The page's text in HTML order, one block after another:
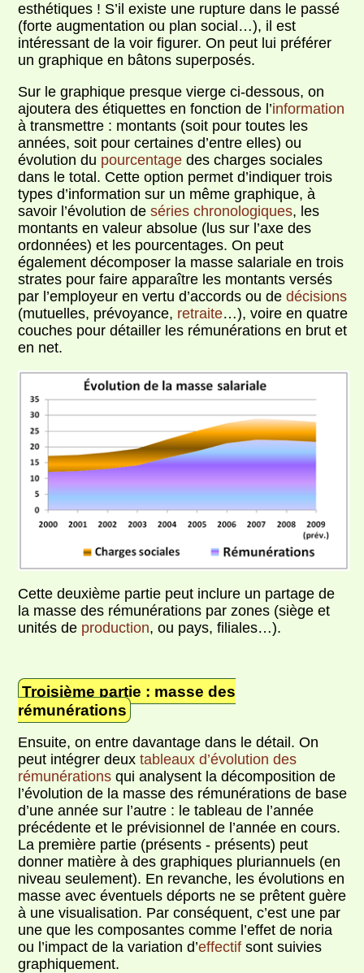
esthétiques ! S’il existe une rupture dans le passé
(forte augmentation ou plan social…), il est
intéressant de la voir figurer. On peut lui préférer
un graphique en bâtons superposés.
Sur le graphique presque vierge ci-dessous, on
ajoutera des étiquettes en fonction de l’information
à transmettre : montants (soit pour toutes les
années, soit pour certaines d’entre elles) ou
évolution du pourcentage des charges sociales
dans le total. Cette option permet d’indiquer trois
types d’information sur un même graphique, à
savoir l’évolution deséries chronologiques, les
montants en valeur absolue (lus sur l’axe des
ordonnées) et les pourcentages. On peut
également décomposer la masse salariale en trois
strates pour faire apparaître les montants versés
par l’employeur en vertu d’accords ou dedécisions
(mutuelles, prévoyance, retraite…), voire en quatre
couches pour détailler les rémunérations en brut et
en net.
Cette deuxième partie peut inclure un partage de
la masse des rémunérations par zones (siège et
unités de production, ou pays, filiales…).
Troisième partie : masse des
rémunérations
Ensuite, on entre davantage dans le détail. On
peut intégrer deuxtableaux d’évolution des
rémunérations qui analysent la décomposition de
l’évolution de la masse des rémunérations de base
d’une année sur l’autre : le tableau de l’année
précédente et le prévisionnel de l’année en cours.
La première partie (présents - présents) peut
donner matière à des graphiques pluriannuels (en
niveau seulement). En revanche, les évolutions en
masse avec éventuels déports ne se prêtent guère
à une visualisation. Par conséquent, c’est une par
une que les composantes comme l’effet de noria
ou l’impact de la variation d’effectif sont suivies
graphiquement.